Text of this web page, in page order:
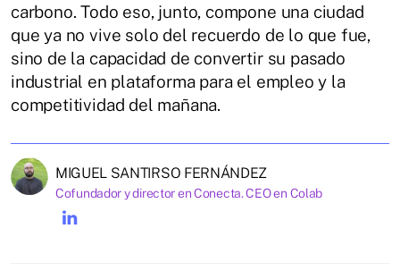
carbono. Todo eso, junto, compone una ciudad
que ya no vive solo del recuerdo de lo que fue,
sino de la capacidad de convertir su pasado
industrial en plataforma para el empleo y la
competitividad del mañana.
MIGUEL SANTIRSO FERNÁNDEZ
Cofundador y director en Conecta. CEO en Colab